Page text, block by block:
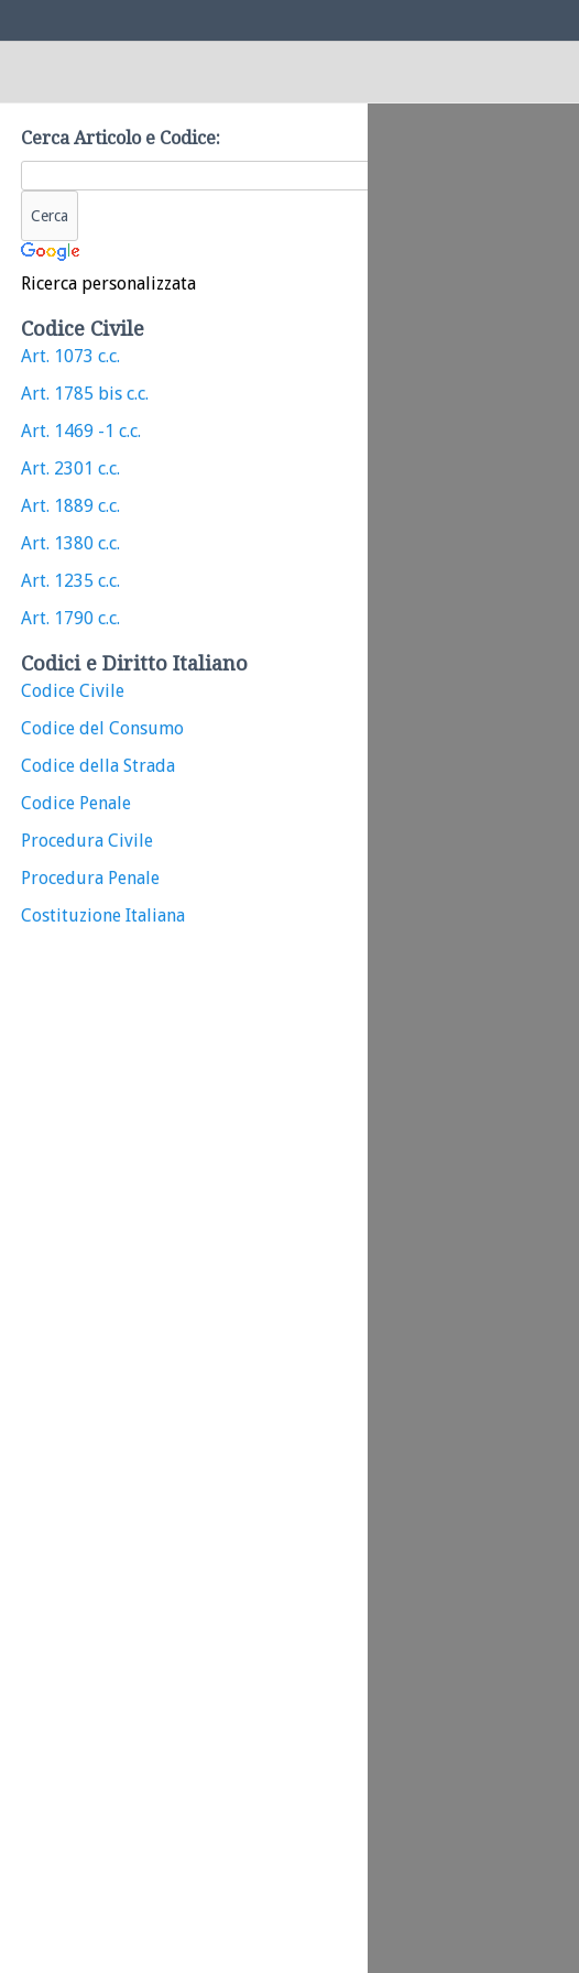
Cerca Articolo e Codice:
Ricerca personalizzata
Codice Civile
Art. 1073 c.c.
Art. 1785 bis c.c.
Art. 1469 -1 c.c.
Art. 2301 c.c.
Art. 1889 c.c.
Art. 1380 c.c.
Art. 1235 c.c.
Art. 1790 c.c.
Codici e Diritto Italiano
Codice Civile
Codice del Consumo
Codice della Strada
Codice Penale
Procedura Civile
Procedura Penale
Costituzione Italiana